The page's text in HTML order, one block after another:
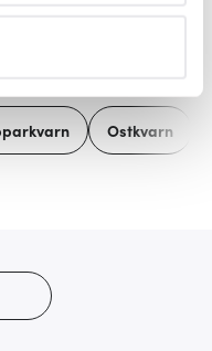
när som
och annonserna
att du tycker om. Det
Ostkvarn